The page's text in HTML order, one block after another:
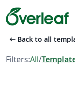
arrow_left_alt Back to all
Filters:All/